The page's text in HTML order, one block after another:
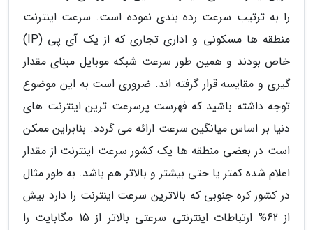
را به ترتیب سرعت رده بندی نموده است. سرعت اینترنت
منطقه ها مسکونی و اداری تجاری که از یک آی پی (IP)
خاص بودند و همین طور سرعت شبکه موبایل مبنای مقدار
گیری و مقایسه قرار گرفته اند. ضروری است به این موضوع
توجه داشته باشید که فهرست پرسرعت ترین اینترنت های
دنیا بر اساس میانگین سرعت ارائه می گردد. بنابراین ممکن
است در بعضی منطقه ها یک کشور سرعت اینترنت از مقدار
اعلام شده کمتر یا حتی بیشتر و بالاتر هم باشد. به طور مثال
در کشور کره جنوبی که بالاترین سرعت اینترنت را دارد بیش
از 62% ارتباطات اینترنتی سرعتی بالاتر از 15 مگابایت را